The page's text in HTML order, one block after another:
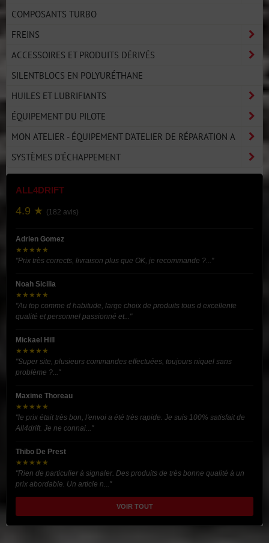
COMPOSANTS TURBO
FREINS
ACCESSOIRES ET PRODUITS DÉRIVÉS
SILENTBLOCS EN POLYURÉTHANE
HUILES ET LUBRIFIANTS
ÉQUIPEMENT DU PILOTE
MON ATELIER - ÉQUIPEMENT D'ATELIER DE RÉPARATION A
SYSTÈMES D'ÉCHAPPEMENT
ALL4DRIFT
4.9 ★ (182 avis)
Adrien Gomez
★★★★★
"Prix très corrects, livraison plus que OK, je recommande ?..."
Noah Sicilia
★★★★★
"Au top comme d habitude, large choix de produits tous d excellente
qualité et personnel passionné et..."
Mickael Hill
★★★★★
"Super site, plusieurs commandes effectuées, toujours niquel sans
problème ?..."
Maxime Thoreau
★★★★★
"le prix était très bon, l'envoi a été très rapide. Je suis 100% satisfait de
All4drift. Je ne connai..."
Thibo De Prest
★★★★★
"Rien de particulier à signaler. Des produits de très bonne qualité à un
prix abordable. Un article n..."
VOIR TOUT